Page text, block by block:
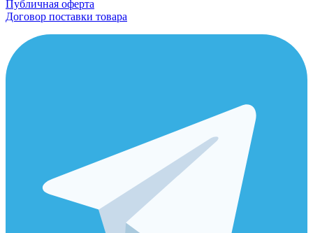
Публичная оферта
Договор поставки товара